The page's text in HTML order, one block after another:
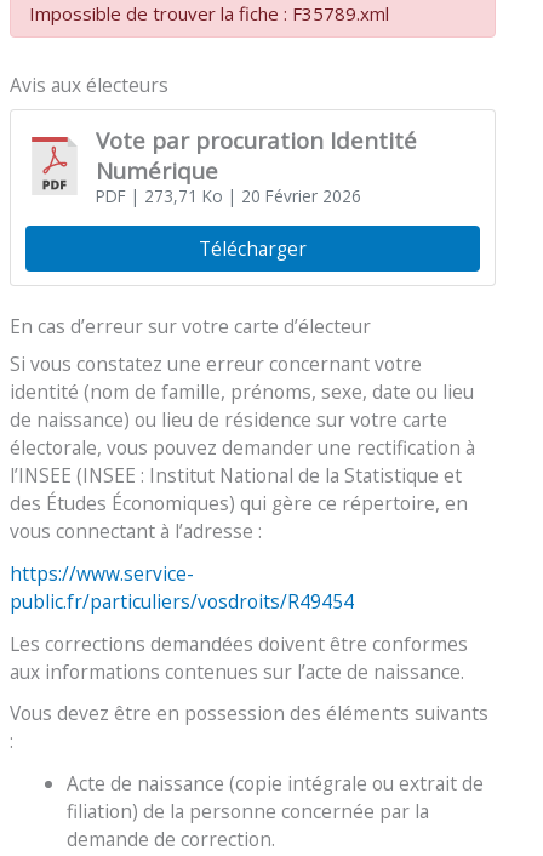
Impossible de trouver la fiche : F35789.xml
Avis aux électeurs
Vote par procuration Identité
Numérique
PDF| 273,71 Ko | 20 Février 2026
Télécharger
En cas d’erreur sur votre carte d’électeur
Si vous constatez une erreur concernant votre
identité (nom de famille, prénoms, sexe, date ou lieu
de naissance) ou lieu de résidence sur votre carte
électorale, vous pouvez demander une rectification à
l’INSEE (INSEE : Institut National de la Statistique et
des Études Économiques) qui gère ce répertoire, en
vous connectant à l’adresse :
https://www.service-
public.fr/particuliers/vosdroits/R49454
Les corrections demandées doivent être conformes
aux informations contenues sur l’acte de naissance.
Vous devez être en possession des éléments suivants
:
Acte de naissance (copie intégrale ou extrait de
filiation) de la personne concernée par la
demande de correction.